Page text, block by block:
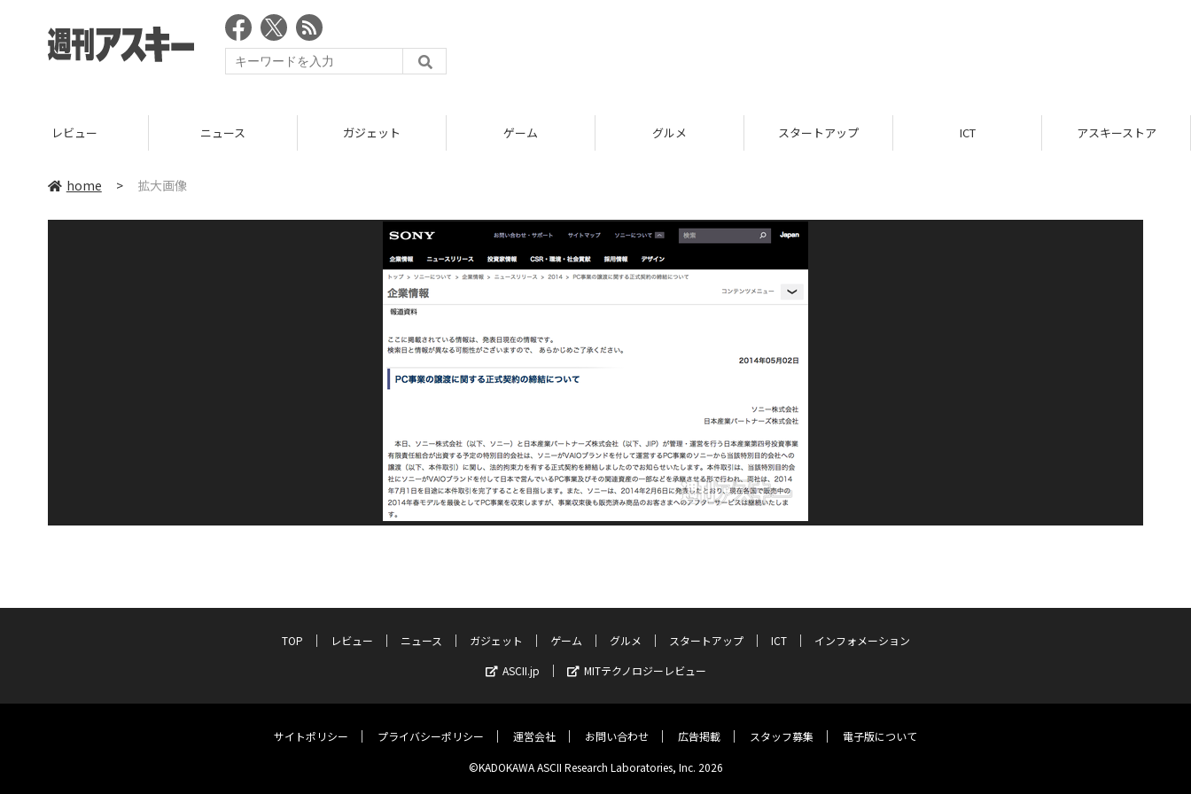
レビュー ニュース ガジェット ゲーム グルメ スタートアップ ICT アスキーストア
home > 拡大画像
TOP レビュー ニュース ガジェット ゲーム グルメ スタートアップ ICT
インフォメーション
ASCII.jp
MITテクノロジーレビュー
サイトポリシー プライバシーポリシー 運営会社 お問い合わせ 広告掲載 スタッフ募集 電子版について
©KADOKAWA ASCII Research Laboratories, Inc. 2026